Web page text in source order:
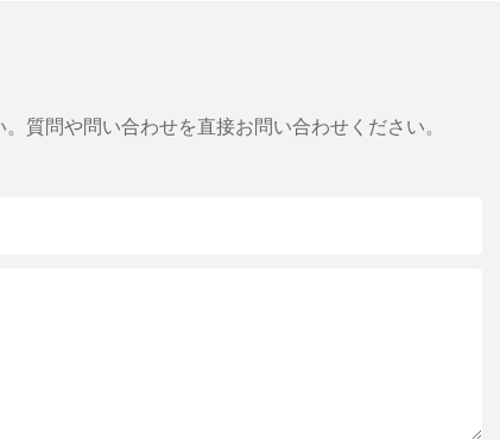
質問や問い合わせを直接お問い合わせください。